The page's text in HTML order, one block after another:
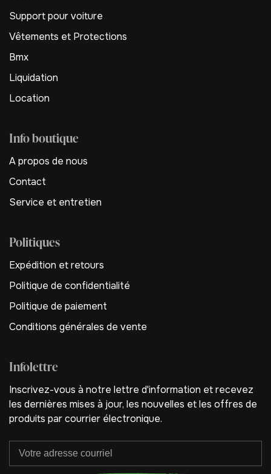
Support pour voiture
Vêtements et Protections
Bmx
Liquidation
Location
Info boutique
A propos de nous
Contact
Service et entretien
Politiques
Expédition et retours
Politique de confidentialité
Politique de paiement
Conditions générales de vente
Infolettre
Inscrivez-vous à notre lettre d'information et recevez
les dernières mises à jour, les nouvelles et les offres de
produits par courrier électronique.